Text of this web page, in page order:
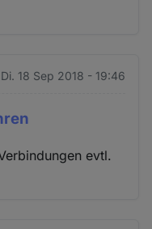
Di. 18 Sep 2018 - 19:46
evtl.